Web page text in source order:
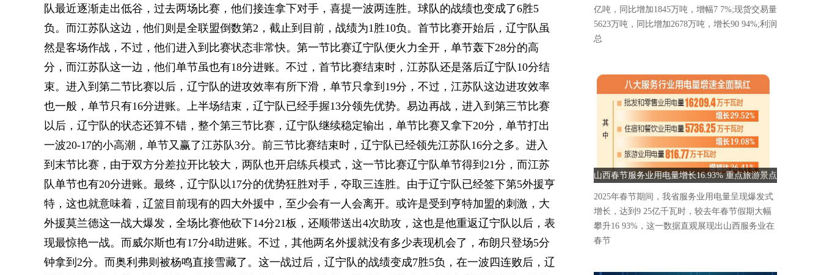
队最近逐渐走出低谷，过去两场比赛，他们接连拿下对手，喜提一波两连胜。球队的战绩也变成了6胜5
负。而江苏队这边，他们则是全联盟倒数第2，截止到目前，战绩为1胜10负。首节比赛开始后，辽宁队虽
然是客场作战，不过，他们进入到比赛状态非常快。第一节比赛辽宁队便火力全开，单节轰下28分的高
分，而江苏队这一边，他们单节虽也有18分进账。不过，首节比赛结束时，江苏队还是落后辽宁队10分结
束。进入到第二节比赛以后，辽宁队的进攻效率有所下滑，单节只拿到19分，不过，江苏队这边进攻效率
也一般，单节只有16分进账。上半场结束，辽宁队已经手握13分领先优势。易边再战，进入到第三节比赛
以后，辽宁队的状态还算不错，整个第三节比赛，辽宁队继续稳定输出，单节比赛又拿下20分，单节打出
一波20-17的小高潮，单节又赢了江苏队3分。前三节比赛结束时，辽宁队已经领先江苏队16分之多。进入
到末节比赛，由于双方分差拉开比较大，两队也开启练兵模式，这一节比赛辽宁队单节得到21分，而江苏
队单节也有20分进账。最终，辽宁队以17分的优势狂胜对手，夺取三连胜。由于辽宁队已经签下第5外援亨
特，这也就意味着，辽篮目前现有的四大外援中，至少会有一人会离开。或许是受到亨特加盟的刺激，大
外援莫兰德这一战大爆发，全场比赛他砍下14分21板，还顺带送出4次助攻，这也是他重返辽宁队以后，表
现最惊艳一战。而威尔斯也有17分4助进账。不过，其他两名外援就没有多少表现机会了，布朗只登场5分
钟拿到2分。而奥利弗则被杨鸣直接雪藏了。这一战过后，辽宁队的战绩变成7胜5负，在一波四连败后，辽
亿吨，同比增加1845万吨，增幅7 7%;现货交易量
5623万吨，同比增加2678万吨，增长90 94%;利润
总
山西春节服务业用电量增长16.93% 重点旅游景点
人气爆棚
2025年春节期间，我省服务业用电量呈现爆发式
增长，达到9 25亿千瓦时，较去年春节假期大幅
攀升16 93%，这一数据直观展现出山西服务业在
春节